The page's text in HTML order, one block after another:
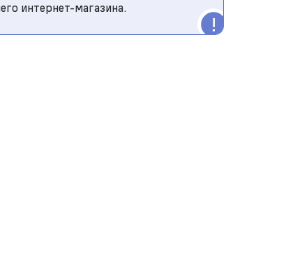
интернет-магазина.